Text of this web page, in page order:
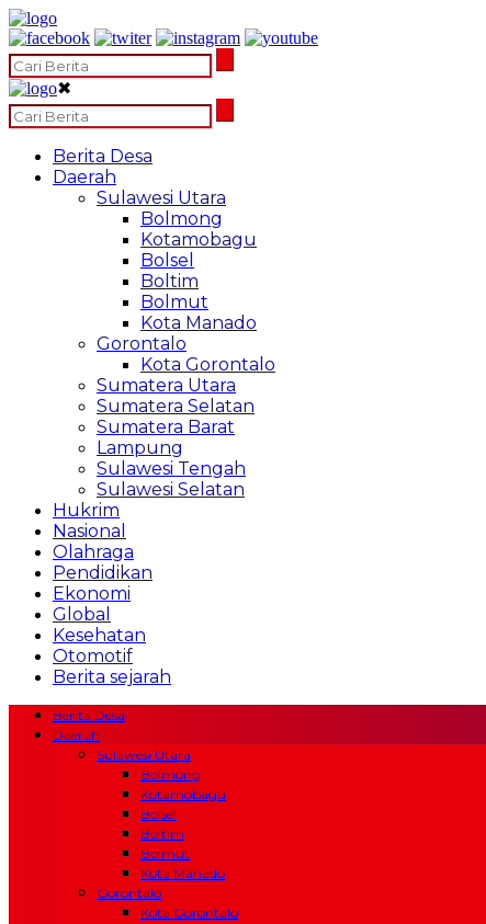
✖
Berita Desa
Daerah
Sulawesi Utara
Bolmong
Kotamobagu
Bolsel
Boltim
Bolmut
Kota Manado
Gorontalo
Kota Gorontalo
Sumatera Utara
Sumatera Selatan
Sumatera Barat
Lampung
Sulawesi Tengah
Sulawesi Selatan
Hukrim
Nasional
Olahraga
Pendidikan
Ekonomi
Global
Kesehatan
Otomotif
Berita sejarah
Berita Desa
Daerah
Sulawesi Utara
Bolmong
Kotamobagu
Bolsel
Boltim
Bolmut
Kota Manado
Gorontalo
Kota Gorontalo